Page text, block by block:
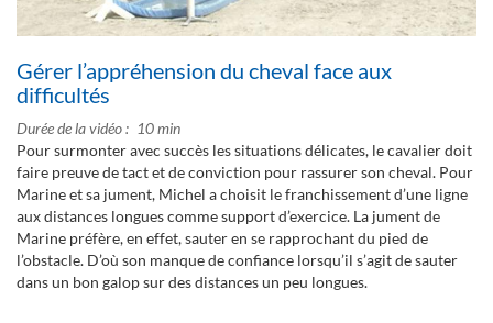
Gérer l’appréhension du cheval face aux
difficultés
Durée de la vidéo
10 min
Pour surmonter avec succès les situations délicates, le cavalier doit
faire preuve de tact et de conviction pour rassurer son cheval. Pour
Marine et sa jument, Michel a choisit le franchissement d’une ligne
aux distances longues comme support d’exercice. La jument de
Marine préfère, en effet, sauter en se rapprochant du pied de
l’obstacle. D’où son manque de confiance lorsqu’il s’agit de sauter
dans un bon galop sur des distances un peu longues.